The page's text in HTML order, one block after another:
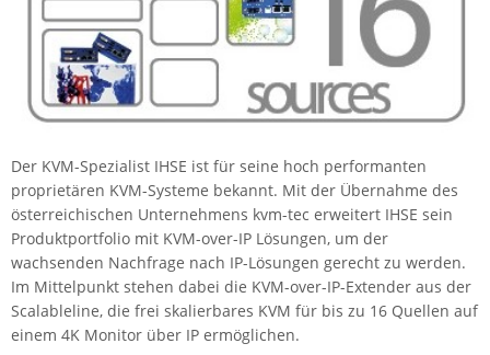
IEC Lock
Ihse
Kerlink
KVM TEC
Legrand
LigoWave
Milesight
Moxa
Netio
Der KVM-Spezialist IHSE ist für seine hoch performanten
proprietären KVM-Systeme bekannt. Mit der Übernahme des
österreichischen Unternehmens kvm-tec erweitert IHSE sein
Produktportfolio mit KVM-over-IP Lösungen, um der
wachsenden Nachfrage nach IP-Lösungen gerecht zu werden.
Im Mittelpunkt stehen dabei die KVM-over-IP-Extender aus der
Scalableline, die frei skalierbares KVM für bis zu 16 Quellen auf
einem 4K Monitor über IP ermöglichen.